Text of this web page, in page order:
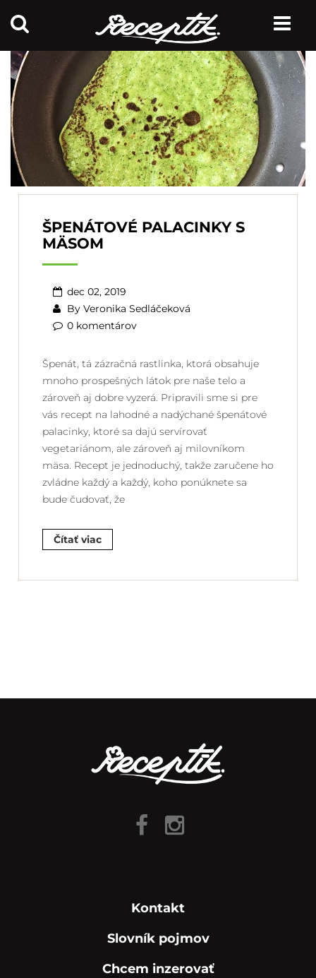
ŠPENÁTOVÉ PALACINKY S
MÄSOM
dec 02, 2019
By Veronika Sedláčeková
0 komentárov
Špenát, tá zázračná rastlinka, ktorá obsahuje
mnoho prospešných látok pre naše telo a
zároveň aj dobre vyzerá. Pripravili sme si pre
vás recept na lahodné a nadýchané špenátové
palacinky, ktoré sa dajú servírovať
vegetariánom, ale zároveň aj milovníkom
mäsa. Recept je jednoduchý, takže zaručene ho
zvládne každý a každý, koho ponúknete sa
bude čudovať, že
Čítať viac
Kontakt
Slovník pojmov
Chcem inzerovať